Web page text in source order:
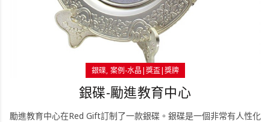
銀碟 案例-水晶|獎盃|獎牌
銀碟-勵進教育中心
勵進教育中心在Red Gift訂制了一款銀碟。銀碟是一個非常有人性化